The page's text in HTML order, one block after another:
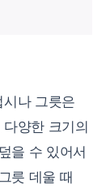
나 그릇은
양한 크기의
을 수 있어서
릇 데울 때